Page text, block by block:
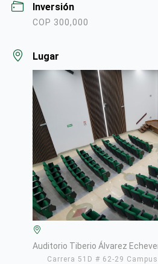
Inversión
COP 300,000
Lugar
Auditorio Tiberio Álvarez
Carrera 51D # 62-29